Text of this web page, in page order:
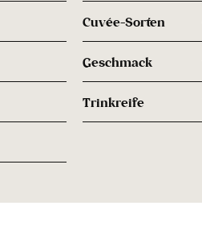
Cuvée-Sorten
Geschmack
Trinkreife